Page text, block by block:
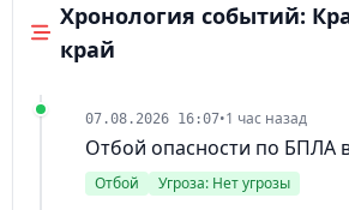
Хронология событий:
край
07.08.2026 16:07•1 час назад
Отбой опасности по БПЛА
Отбой Угроза: Нет угрозы